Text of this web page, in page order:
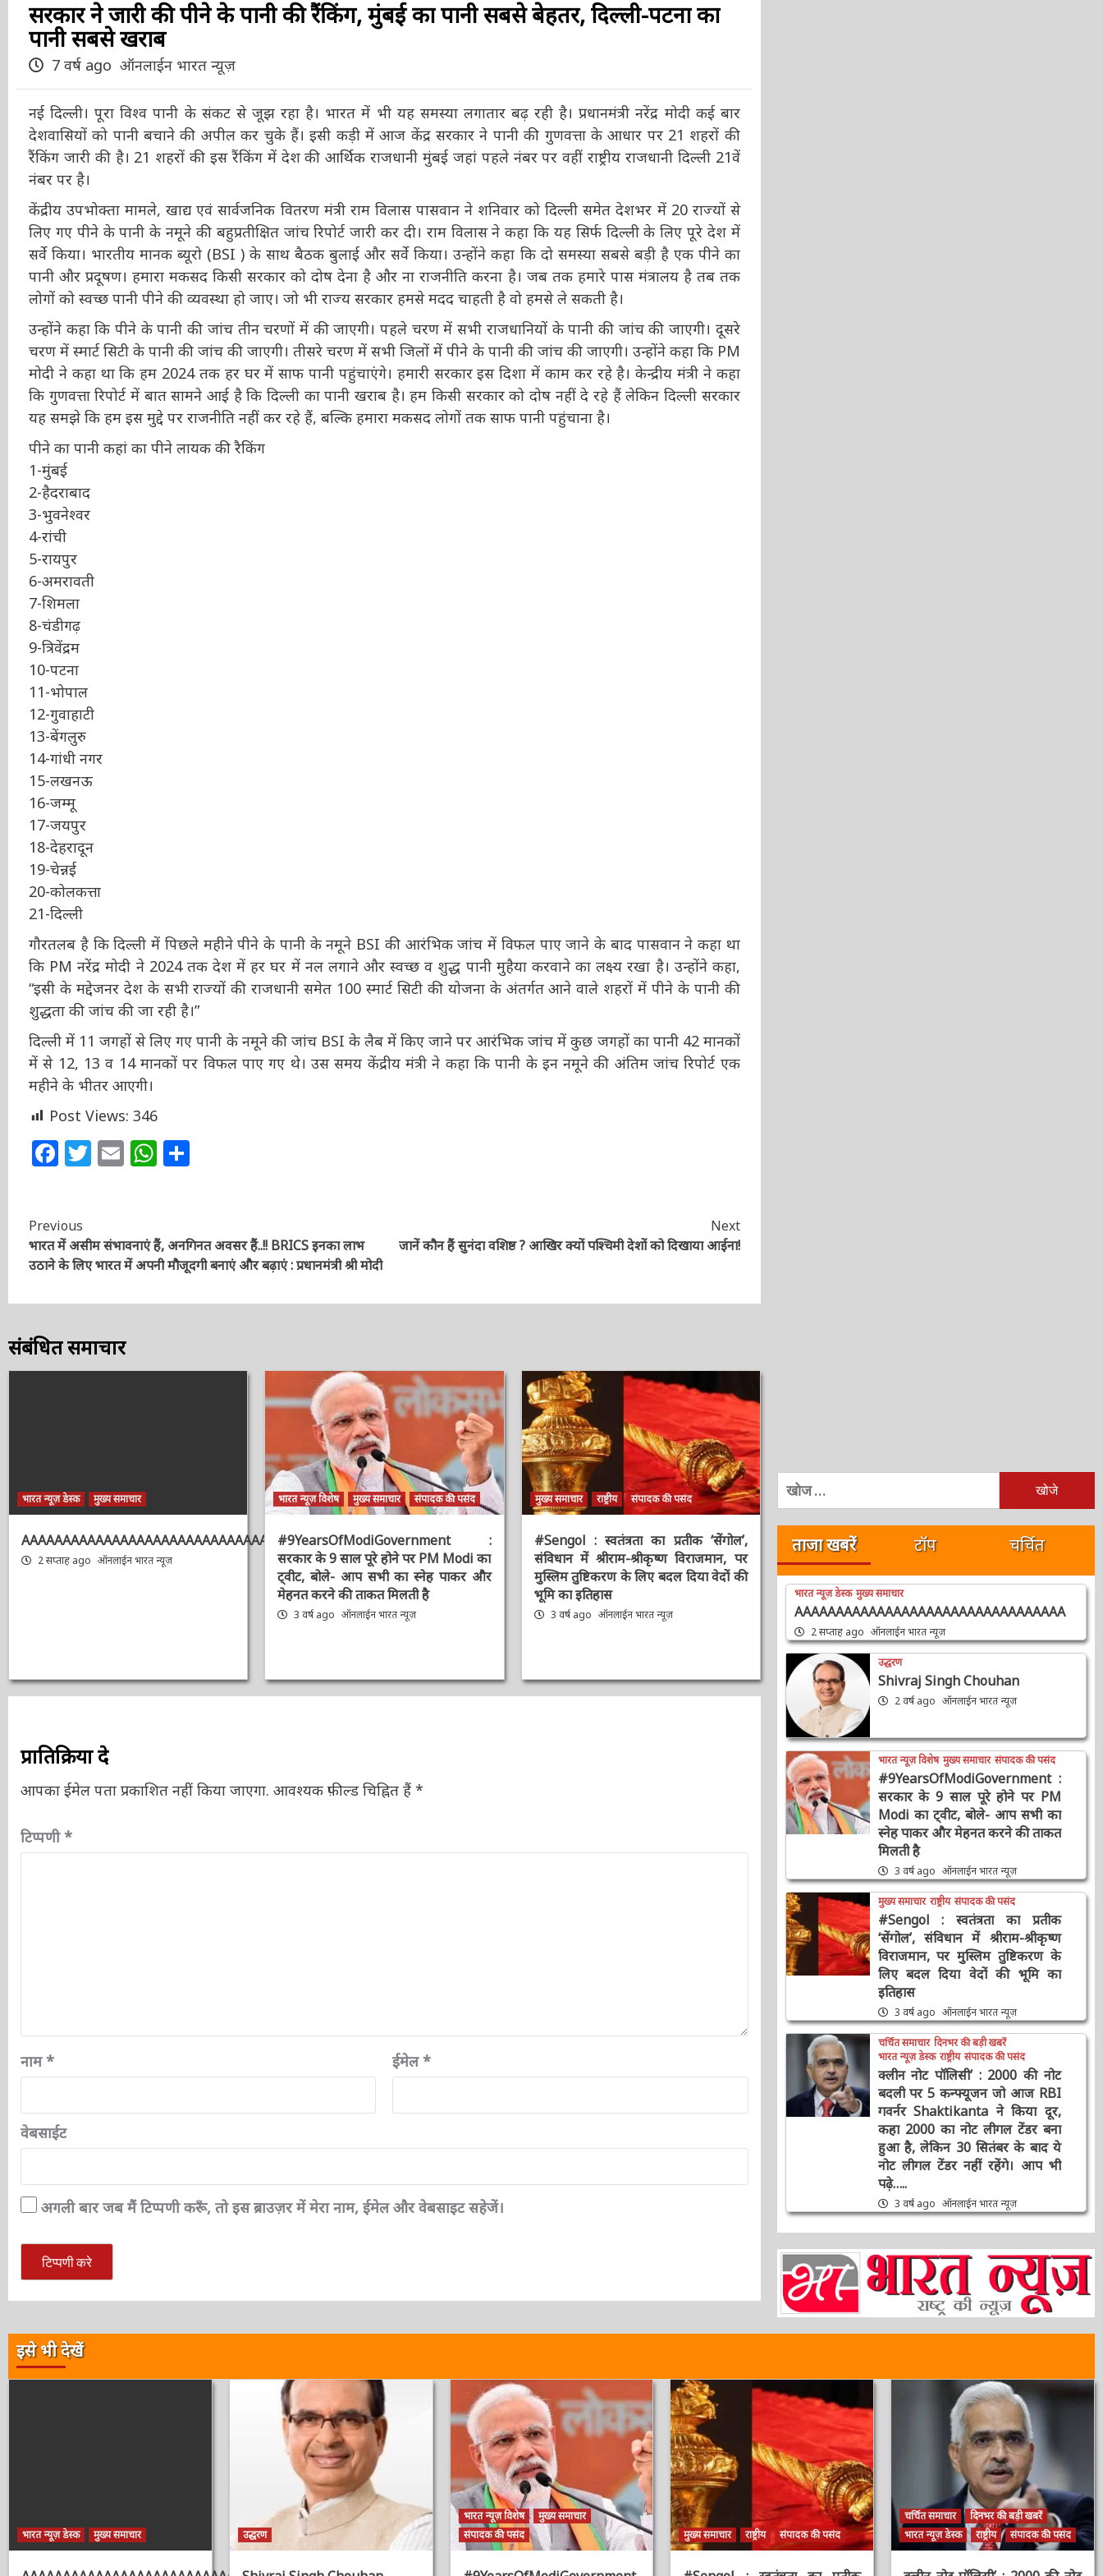
सरकार ने जारी की पीने के पानी की रैंकिंग, मुंबई का पानी सबसे बेहतर, दिल्ली-पटना का
पानी सबसे खराब
7 वर्ष ago ऑनलाईन भारत न्यूज़
नई दिल्ली। पूरा विश्व पानी के संकट से जूझ रहा है। भारत में भी यह समस्या लगातार बढ़ रही है। प्रधानमंत्री नरेंद्र मोदी कई बार
देशवासियों को पानी बचाने की अपील कर चुके हैं। इसी कड़ी में आज केंद्र सरकार ने पानी की गुणवत्ता के आधार पर 21 शहरों की
रैंकिंग जारी की है। 21 शहरों की इस रैंकिंग में देश की आर्थिक राजधानी मुंबई जहां पहले नंबर पर वहीं राष्ट्रीय राजधानी दिल्ली 21वें
नंबर पर है।
केंद्रीय उपभोक्ता मामले, खाद्य एवं सार्वजनिक वितरण मंत्री राम विलास पासवान ने शनिवार को दिल्ली समेत देशभर में 20 राज्यों से
लिए गए पीने के पानी के नमूने की बहुप्रतीक्षित जांच रिपोर्ट जारी कर दी। राम विलास ने कहा कि यह सिर्फ दिल्ली के लिए पूरे देश में
सर्वे किया। भारतीय मानक ब्यूरो (BSI ) के साथ बैठक बुलाई और सर्वे किया। उन्होंने कहा कि दो समस्या सबसे बड़ी है एक पीने का
पानी और प्रदूषण। हमारा मकसद किसी सरकार को दोष देना है और ना राजनीति करना है। जब तक हमारे पास मंत्रालय है तब तक
लोगों को स्वच्छ पानी पीने की व्यवस्था हो जाए। जो भी राज्य सरकार हमसे मदद चाहती है वो हमसे ले सकती है।
उन्होंने कहा कि पीने के पानी की जांच तीन चरणों में की जाएगी। पहले चरण में सभी राजधानियों के पानी की जांच की जाएगी। दूसरे
चरण में स्मार्ट सिटी के पानी की जांच की जाएगी। तीसरे चरण में सभी जिलों में पीने के पानी की जांच की जाएगी। उन्होंने कहा कि
PM मोदी ने कहा था कि हम 2024 तक हर घर में साफ पानी पहुंचाएंगे। हमारी सरकार इस दिशा में काम कर रहे है। केन्द्रीय मंत्री ने
कहा कि गुणवत्ता रिपोर्ट में बात सामने आई है कि दिल्ली का पानी खराब है। हम किसी सरकार को दोष नहीं दे रहे हैं लेकिन दिल्ली
सरकार यह समझे कि हम इस मुद्दे पर राजनीति नहीं कर रहे हैं, बल्कि हमारा मकसद लोगों तक साफ पानी पहुंचाना है।
पीने का पानी कहां का पीने लायक की रैकिंग
1-मुंबई
2-हैदराबाद
3-भुवनेश्वर
4-रांची
5-रायपुर
6-अमरावती
7-शिमला
8-चंडीगढ़
9-त्रिवेंद्रम
10-पटना
11-भोपाल
12-गुवाहाटी
13-बेंगलुरु
14-गांधी नगर
15-लखनऊ
16-जम्मू
17-जयपुर
18-देहरादून
19-चेन्नई
20-कोलकत्ता
21-दिल्ली
गौरतलब है कि दिल्ली में पिछले महीने पीने के पानी के नमूने BSI की आरंभिक जांच में विफल पाए जाने के बाद पासवान ने कहा था
कि PM नरेंद्र मोदी ने 2024 तक देश में हर घर में नल लगाने और स्वच्छ व शुद्ध पानी मुहैया करवाने का लक्ष्य रखा है। उन्होंने कहा,
“इसी के मद्देजनर देश के सभी राज्यों की राजधानी समेत 100 स्मार्ट सिटी की योजना के अंतर्गत आने वाले शहरों में पीने के पानी की
शुद्धता की जांच की जा रही है।”
दिल्ली में 11 जगहों से लिए गए पानी के नमूने की जांच BSI के लैब में किए जाने पर आरंभिक जांच में कुछ जगहों का पानी 42
मानकों में से 12, 13 व 14 मानकों पर विफल पाए गए थे। उस समय केंद्रीय मंत्री ने कहा कि पानी के इन नमूने की अंतिम जांच रिपोर्ट
एक महीने के भीतर आएगी।
Post Views: 346
Facebook
Twitter
EmailWhatsApp
Continue
Reading
Previous
भारत में असीम संभावनाएं हैं, अनगिनत अवसर हैं..!! BRICS इनका लाभ
उठाने के लिए भारत में अपनी मौजूदगी बनाएं और बढ़ाएं : प्रधानमंत्री श्री
Next
जानें कौन हैं सुनंदा वशिष्ठ ? आखिर क्यों पश्चिमी देशों को दिखाया आईना!
संबंधित समाचार
भारत न्यूज़ डेस्क मुख्य समाचार
AAAAAAAAAAAAAAAAAAAAAAAAAAAAAAAAA
भारत न्यूज़ विशेष मुख्य समाचार संपादक की पसंद
#9YearsOfModiGovernment :
सरकार के 9 साल पूरे होने पर PM Modi
का ट्वीट, बोले- आप सभी का स्नेह पाकर
और मेहनत करने की ताकत मिलती है
मुख्य समाचार राष्ट्रीय संपादक की पसंद
#Sengol : स्वतंत्रता का प्रतीक ‘सेंगोल’,
संविधान में श्रीराम-श्रीकृष्ण विराजमान, पर
मुस्लिम तुष्टिकरण के लिए बदल दिया वेदों की
भूमि का इतिहास
टिप्पणी*
नाम* ईमेल*
वेबसाईट
निम्न
को
ताजा खबरें टॉप चर्चित
भारत न्यूज़ डेस्क मुख्य समाचार
AAAAAAAAAAAAAAAAAAAAAAAAAAAAAAAAA
2 सप्ताह ago ऑनलाईन भारत न्यूज़
उद्धरण
Shivraj Singh Chouhan
2 वर्ष ago ऑनलाईन भारत न्यूज़
भारत न्यूज़ विशेष मुख्य समाचार
संपादक की पसंद
#9YearsOfModiGovernment :
सरकार के 9 साल पूरे होने पर PM
Modi का ट्वीट, बोले- आप सभी का
स्नेह पाकर और मेहनत करने की
ताकत मिलती है
3 वर्ष ago ऑनलाईन भारत न्यूज़
मुख्य समाचार राष्ट्रीय संपादक की पसंद
#Sengol : स्वतंत्रता का प्रतीक
‘सेंगोल’, संविधान में श्रीराम-श्रीकृष्ण
विराजमान, पर मुस्लिम तुष्टिकरण के
लिए बदल दिया वेदों की भूमि का
इतिहास
3 वर्ष ago ऑनलाईन भारत न्यूज़
चर्चित समाचार दिनभर की बड़ी खबरें
भारत न्यूज़ डेस्क
राष्ट्रीय संपादक की पसंद
क्लीन नोट पॉलिसी’ : 2000 की नोट
बदली पर 5 कन्फ्यूजन जो आज RBI
गवर्नर Shaktikanta ने किया दूर,
कहा 2000 का नोट लीगल टेंडर बना
हुआ है, लेकिन 30 सितंबर के बाद ये
नोट लीगल टेंडर नहीं रहेंगे। आप भी
पढ़े…..
इसे भी देखें
भारत न्यूज़ डेस्क मुख्य समाचार उद्धरण
भारत न्यूज़ विशेष
मुख्य समाचार
संपादक की पसंद
मुख्य समाचार राष्ट्रीय संपादक की पसंद
चर्चित समाचार
दिनभर की बड़ी खबरें
भारत न्यूज़ डेस्क
राष्ट्रीय संपादक की पसंद